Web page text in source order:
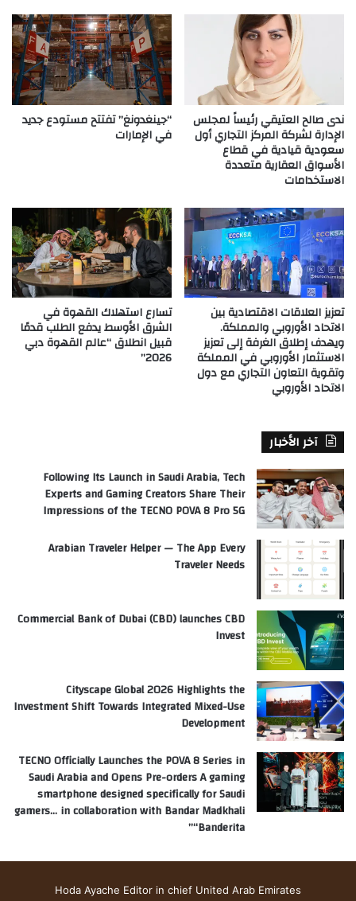
ندى صالح العتيقي رئيساً لمجلس
الإدارة لشركة المركز التجاري أول
سعودية قيادية في قطاع
الأسواق العقارية متعددة
الاستخدامات
“جينغدونغ” تفتتح مستودع جديد
في الإمارات
تعزيز العلاقات الاقتصادية بين
الاتحاد الأوروبي والمملكة.
ويهدف إطلاق الغرفة إلى تعزيز
الاستثمار الأوروبي في المملكة
وتقوية التعاون التجاري مع دول
الاتحاد الأوروبي
تسارع استهلاك القهوة في
الشرق الأوسط يدفع الطلب قدمًا
قبيل انطلاق “عالم القهوة دبي
2026”
آخر الأخبار
Following Its Launch in Saudi Arabia, Tech
Experts and Gaming Creators Share Their
Impressions of the TECNO POVA 8 Pro 5G
Arabian Traveler Helper — The App Every
Traveler Needs
Commercial Bank of Dubai (CBD) launches CBD
Invest
Cityscape Global 2026 Highlights the
Investment Shift Towards Integrated Mixed-Use
Development
TECNO Officially Launches the POVA 8 Series in
Saudi Arabia and Opens Pre-orders A gaming
smartphone designed specifically for Saudi
gamers… in collaboration with Bandar Madkhali
“Banderita”
Hoda Ayache Editor in chief United Arab Emirates